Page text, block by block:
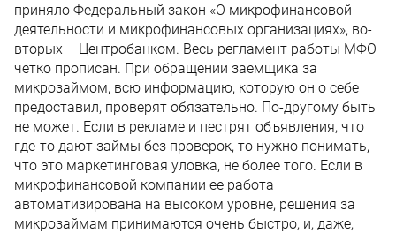
приняло Федеральный закон «О микрофинансовой
деятельности и микрофинансовых организациях», во-
вторых – Центробанком. Весь регламент работы МФО
четко прописан. При обращении заемщика за
микрозаймом, всю информацию, которую он о себе
предоставил, проверят обязательно. По-другому быть
не может. Если в рекламе и пестрят объявления, что
где-то дают займы без проверок, то нужно понимать,
что это маркетинговая уловка, не более того. Если в
микрофинансовой компании ее работа
автоматизирована на высоком уровне, решения за
микрозаймам принимаются очень быстро, и, даже,